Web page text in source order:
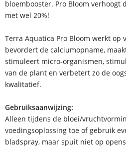
bloembooster. Pro Bloom verhoogt
met wel 20%!
Terra Aquatica Pro Bloom werkt op
bevordert de calciumopname,
stimuleert micro-organismen,
van de plant en verbetert zo de
kwalitatief.
Gebruiksaanwijzing:
Alleen tijdens de bloei/
voedingsoplossing toe of gebruik
bladspray, maar spuit niet op